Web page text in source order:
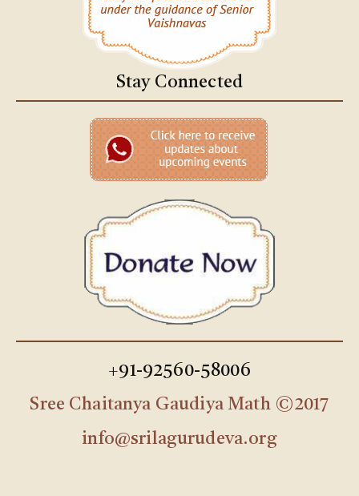
Stay Connected
+91-92560-58006
Sree Chaitanya Gaudiya Math ©2017
info@srilagurudeva.org